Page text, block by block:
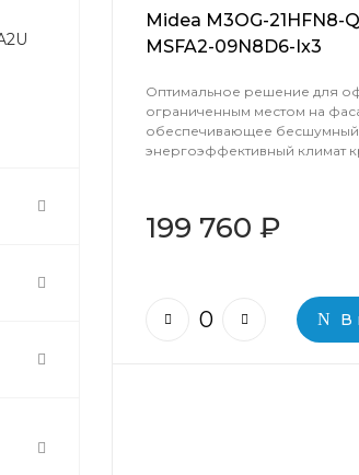
Midea M3OG-21HFN8-
MSFA2-09N8D6-Ix3
Оптимальное решение для
ограниченным местом на
обеспечивающее
энергоэффективный климат
199 760 ₽
В